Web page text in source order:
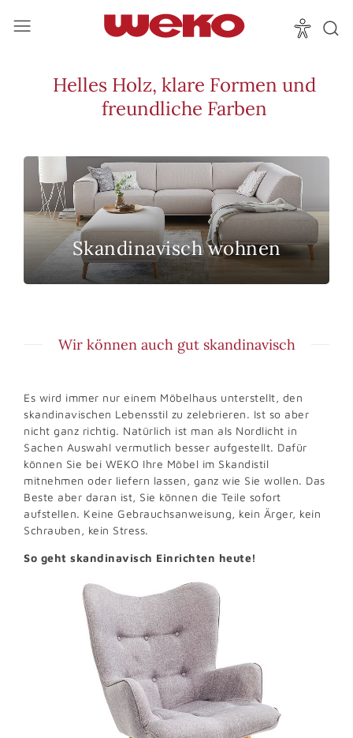
Helles Holz, klare Formen und
freundliche Farben
Skandinavisch wohnen
Wir können auch gut skandinavisch
Es wird immer nur einem Möbelhaus unterstellt, den
skandinavischen Lebensstil zu zelebrieren. Ist so aber
nicht ganz richtig. Natürlich ist man als Nordlicht in
Sachen Auswahl vermutlich besser aufgestellt. Dafür
können Sie bei WEKO Ihre Möbel im Skandistil
mitnehmen oder liefern lassen, ganz wie Sie wollen. Das
Beste aber daran ist, Sie können die Teile sofort
aufstellen. Keine Gebrauchsanweisung, kein Ärger, kein
Schrauben, kein Stress.
So geht skandinavisch Einrichten heute!